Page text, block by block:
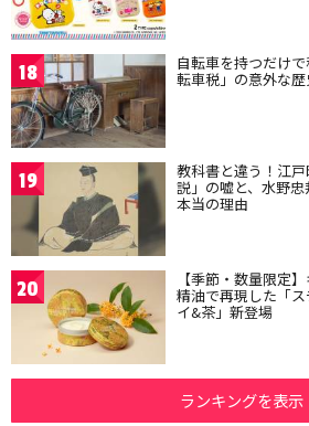
18 自転車を持つだけ
転車税」の意外な
19 教科書と違う！江
説」の嘘と、水野
本当の理由
20 【季節・数量限定
精油で再現した「
イ&茶」新登場
ランキングを表示